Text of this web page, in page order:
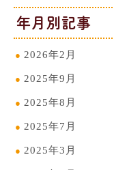
年月別記事
2026年2月
2025年9月
2025年8月
2025年7月
2025年3月